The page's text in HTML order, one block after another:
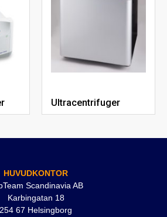
Ultracentrifuger
HUVUDKONTOR
Scandinavia AB
Karbingatan 18
254 67 Helsingborg